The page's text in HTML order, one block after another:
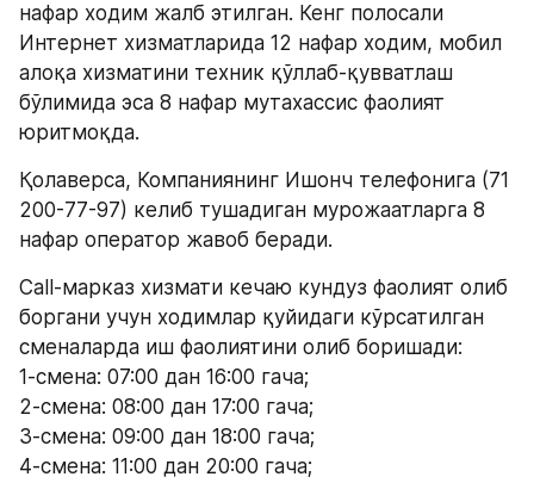
нафар ходим жалб этилган. Кенг полосали
Интернет хизматларида 12 нафар ходим, мобил
алоқа хизматини техник қўллаб-қувватлаш
бўлимида эса 8 нафар мутахассис фаолият
юритмоқда.
Қолаверса, Компаниянинг Ишонч телефонига (71
200-77-97) келиб тушадиган мурожаатларга 8
нафар оператор жавоб беради.
Call-марказ хизмати кечаю кундуз фаолият олиб
боргани учун ходимлар қуйидаги кўрсатилган
сменаларда иш фаолиятини олиб боришади:
1-смена: 07:00 дан 16:00 гача;
2-смена: 08:00 дан 17:00 гача;
3-смена: 09:00 дан 18:00 гача;
4-смена: 11:00 дан 20:00 гача;